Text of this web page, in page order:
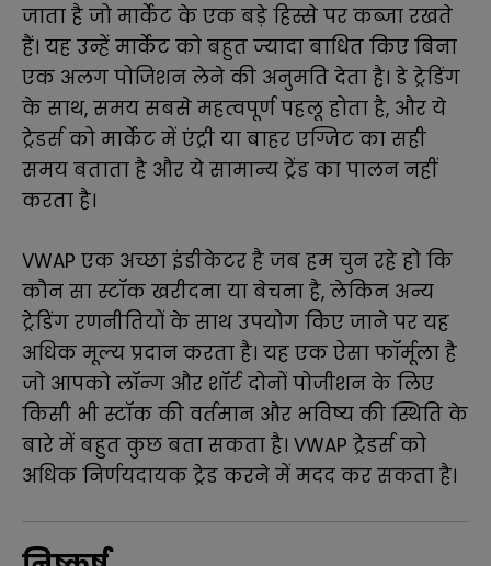
जाता है जो मार्केट के एक बड़े हिस्से पर कब्जा रखते
हैं। यह उन्हें मार्केट को बहुत ज्यादा बाधित किए बिना
एक अलग पोजिशन लेने की अनुमति देता है। डे ट्रेडिंग
के साथ, समय सबसे महत्वपूर्ण पहलू होता है, और ये
ट्रेडर्स को मार्केट में एंट्री या बाहर एग्जिट का सही
समय बताता है और ये सामान्य ट्रेंड का पालन नहीं
करता है।
VWAP एक अच्छा इंडीकेटर है जब हम चुन रहे हो कि
कौन सा स्टॉक खरीदना या बेचना है, लेकिन अन्य
ट्रेडिंग रणनीतियों के साथ उपयोग किए जाने पर यह
अधिक मूल्य प्रदान करता है। यह एक ऐसा फॉर्मूला है
जो आपको लॉन्ग और शॉर्ट दोनों पोजीशन के लिए
किसी भी स्टॉक की वर्तमान और भविष्य की स्थिति के
बारे में बहुत कुछ बता सकता है। VWAP ट्रेडर्स को
अधिक निर्णयदायक ट्रेड करने में मदद कर सकता है।